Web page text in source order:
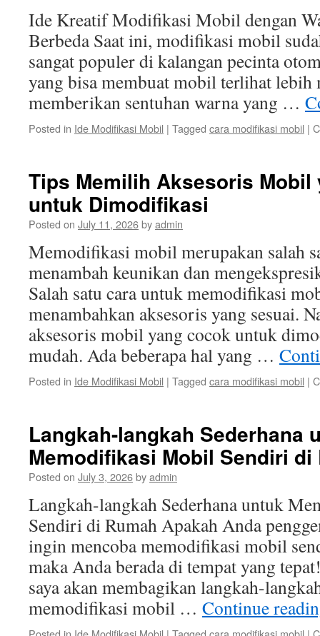
Ide Kreatif Modifikasi Mobil dengan
Berbeda Saat ini, modifikasi mobil
sangat populer di kalangan pecinta
yang bisa membuat mobil terlihat lebih
memberikan sentuhan warna yang …
Posted in Ide Modifikasi Mobil | Tagged cara modifikasi mobil |
Tips Memilih Aksesoris Mobil
untuk Dimodifikasi
Posted on July 11, 2026byadmin
Memodifikasi mobil merupakan salah
menambah keunikan dan
Salah satu cara untuk memodifikasi
menambahkan aksesoris yang sesuai.
aksesoris mobil yang cocok untuk
mudah. Ada beberapa hal yang …
Posted in Ide Modifikasi Mobil | Tagged cara modifikasi mobil |
Langkah-langkah Sederhana
Memodifikasi Mobil Sendiri di
Posted on July 3, 2026byadmin
Langkah-langkah Sederhana untuk
Sendiri di Rumah Apakah Anda
ingin mencoba memodifikasi mobil
maka Anda berada di tempat yang
saya akan membagikan langkah-
memodifikasi mobil … Continue